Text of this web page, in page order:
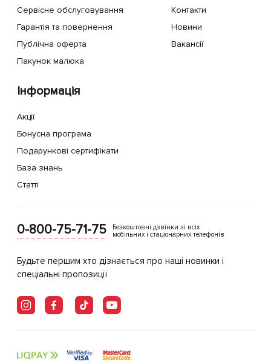
Сервісне обслуговування
Гарантія та повернення
Публічна оферта
Пакунок малюка
Контакти
Новини
Вакансії
Інформація
Акції
Бонусна програма
Подарункові сертифікати
База знань
Статті
0-800-75-71-75
Безкоштовні дзвінки зі всіх
мобільних і стаціонарних телефонів
Будьте першим хто дізнається про наші новинки і
спеціальні пропозиції